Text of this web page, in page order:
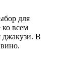
для
всем
джакузи. В